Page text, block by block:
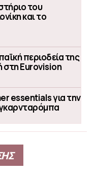
του
και το
περιοδεία της
στη Eurovision
essentials για την
γκαρνταρόμπα